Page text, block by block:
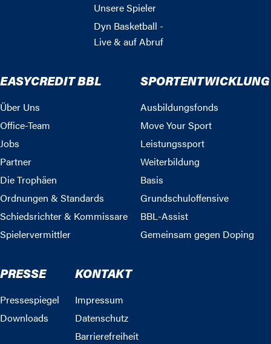
Unsere Spieler
Dyn Basketball -
Live & auf Abruf
EASYCREDIT BBL
Über Uns
Office-Team
Jobs
Partner
Die Trophäen
Ordnungen & Standards
Schiedsrichter & Kommissare
Spielervermittler
SPORTENTWICKLUNG
Ausbildungsfonds
Move Your Sport
Leistungssport
Weiterbildung
Basis
Grundschuloffensive
BBL-Assist
Gemeinsam gegen Doping
PRESSE
Pressespiegel
Downloads
KONTAKT
Impressum
Datenschutz
Barrierefreiheit